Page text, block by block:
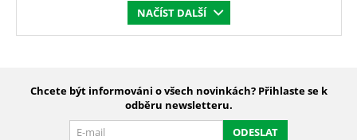
NAČÍST DALŠÍ
Chcete být informováni o všech novinkách? Přihlaste se k
odběru newsletteru.
ODESLAT